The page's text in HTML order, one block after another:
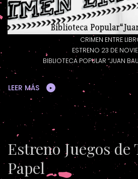
CRIMEN ENTRE
ESTRENO 23 DE
BIBLIOTECA POPULAR “JUAN
LEER MÁS
Estreno Juegos de
Papel